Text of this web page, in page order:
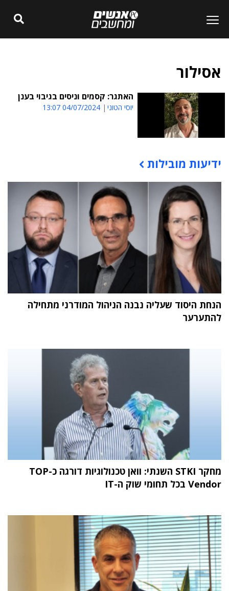
אסילור
האתגר: קסמים וניסים בגיבוי בענן
יוסי הטוני 04/07/2024 13:07
תוכן פרסומי
ידיעות מובילות
הנחת היסוד שעליה נבנה הניהול המודרני מתחילה
להתערער
מחקר STKI השנתי: וואן טכנולוגיות דורגה כ-TOP
Vendor בכל תחומי שוק ה-IT